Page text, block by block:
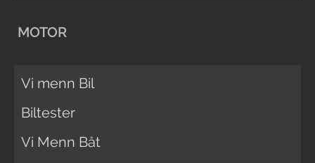
MOTOR
Vi menn Bil
Biltester
Vi Menn Båt